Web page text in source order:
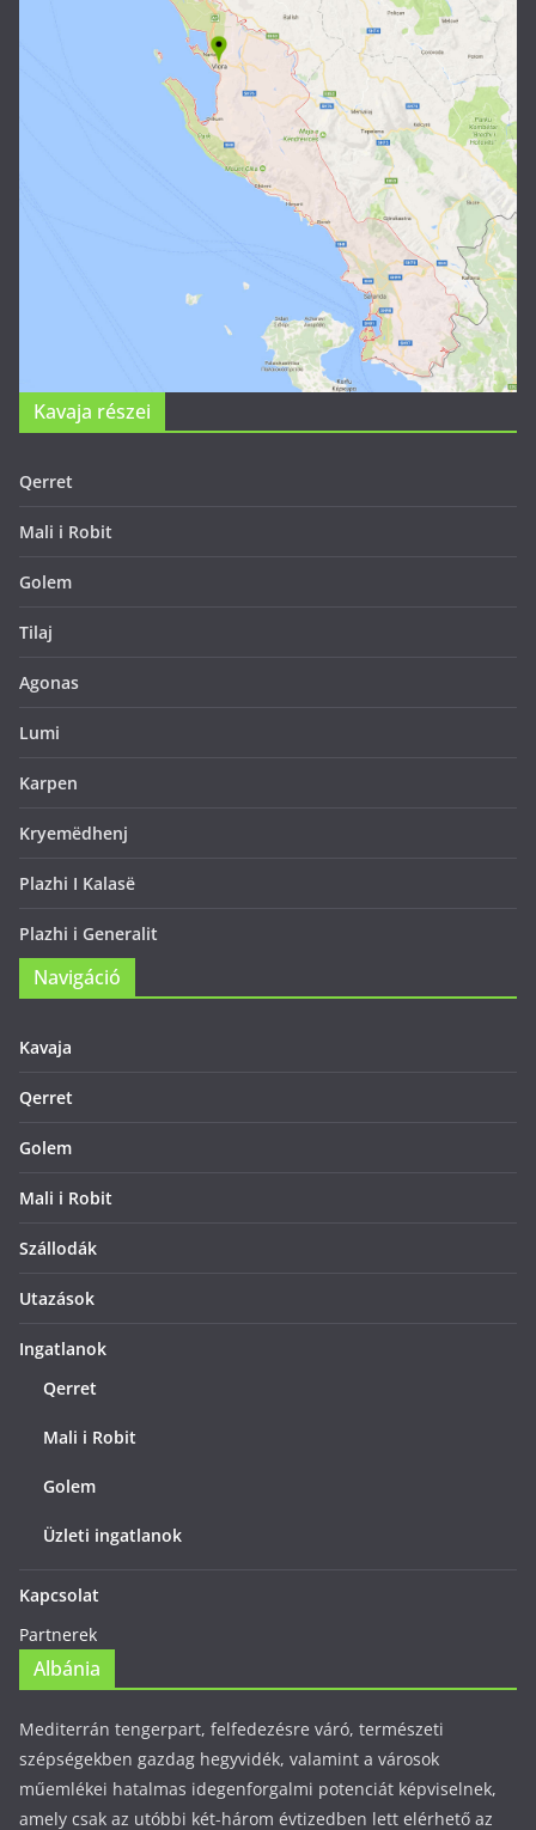
Kavaja részei
Qerret
Mali i Robit
Golem
Tilaj
Agonas
Lumi
Karpen
Kryemëdhenj
Plazhi I Kalasë
Plazhi i Generalit
Navigáció
Kavaja
Qerret
Golem
Mali i Robit
Szállodák
Utazások
Ingatlanok
Qerret
Mali i Robit
Golem
Üzleti ingatlanok
Kapcsolat
Partnerek
Albánia
Mediterrán tengerpart, felfedezésre váró, természeti
szépségekben gazdag hegyvidék, valamint a városok
műemlékei hatalmas idegenforgalmi potenciát képviselnek,
amely csak az utóbbi két-három évtizedben lett elérhető az